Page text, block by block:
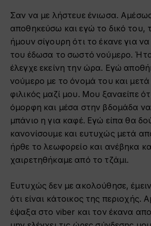
Σαν να με λήστευε ένιωσα.
αποθηκεύσω και εγώ το δικό του,
ήμουν σίγουρη ότι το έκανε για
του έδωσα το σωστό νούμερο.
έλεγχε εκείνη την ώρα. Εγώ
νούμερο με το όνομά του και μετά
φιλικός μαζί μου. Μου ξαναείπε
όμορφη και μέσα στην βδομάδα
μπάνιο η για καφέ. Εγώ είπα θα
κανονίσουμε και ευτυχώς μετά
ήρθε το λεωφορείο και ανέβηκα
χαιρετηθήκαμε από το τζάμι.
Ευτυχώς δεν με ακολούθησε,
ότι είναι κάτοικος της περιοχής.
έψαξα στο viber και τον έκανα